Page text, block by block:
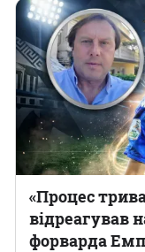
«Процес
відреагував
форварда